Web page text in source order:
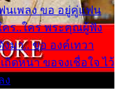
นเพลง ขอ อยู่คู่แฟน
คร..ใคร พระคุณผู้ฟัง
มา.. ขอ องค์เทวา
ดหนา ขอจงเชื่อใจ ไว้
ง